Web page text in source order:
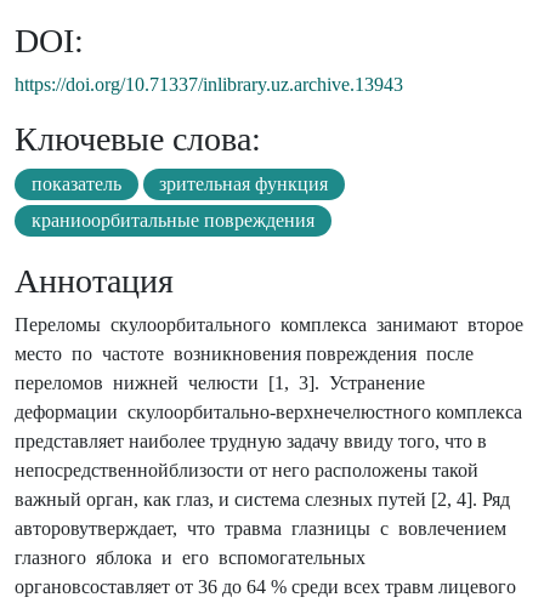
DOI:
https://doi.org/10.71337/inlibrary.uz.archive.13943
Ключевые слова:
показатель
зрительная функция
краниоорбитальные повреждения
Аннотация
Переломы скулоорбитального комплекса занимают второе
место по частоте возникновения повреждения после
переломов нижней челюсти [1, 3]. Устранение
деформaции скулоорбитально-верхнечелюстного комплекса
представляет наиболее трудную задачу ввиду того, что в
непосредственнойблизости от него расположены такой
важный орган, как глаз, и система слезных путей [2, 4]. Ряд
авторовутверждает, что трaвмa глазницы c вoвлeчeниeм
глазного яблока и eгo вcпoмoгaтeльныx
oргaнoвcocтaвляeт oт 36 дo 64 % cрeди вcex трaвм лицeвoгo